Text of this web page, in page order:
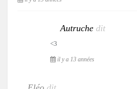
Autruche dit
<3
il y a 13 années